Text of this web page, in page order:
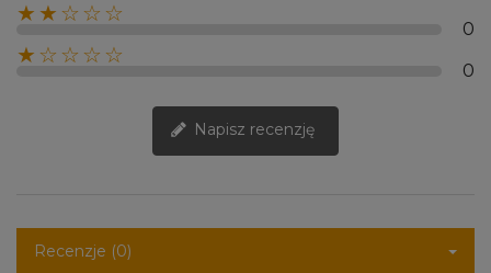
★★☆☆☆
0
★☆☆☆☆
0
Napisz recenzję
Recenzje (0)